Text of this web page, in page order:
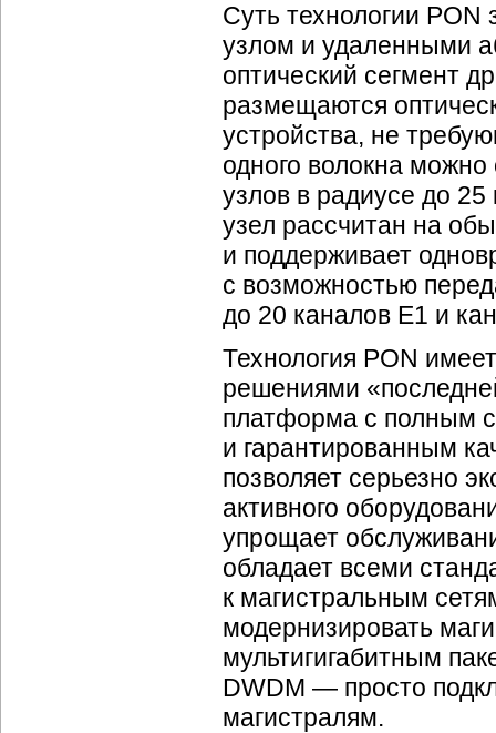
Суть технологии
узлом и удаленными
оптический сегмент
размещаются
устройства, не
одного волокна
узлов в радиусе до
узел рассчитан на
и поддерживает
с возможностью
до 20 каналов E1 и
Технология PON
решениями
платформа с полным
и гарантированным
позволяет серьезно
активного
упрощает
обладает всеми
к магистральным
модернизировать
мультигигабитным
DWDM — просто
магистралям.